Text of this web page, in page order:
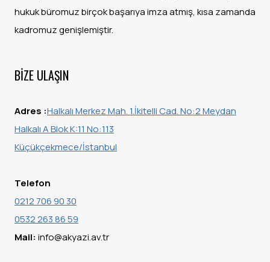
hukuk büromuz birçok başarıya imza atmış, kısa zamanda
kadromuz genişlemiştir.
BIZE ULAŞIN
Adres :Halkalı Merkez Mah. 1.İkitelli Cad. No:2Meydan
Halkalı A Blok K:11 No:113
Küçükçekmece/İstanbul
Telefon
0212 706 90 30
0532 263 86 59
Mail: info@akyazi.av.tr